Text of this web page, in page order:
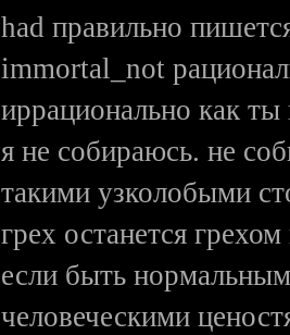
had правильно
immortal_not
иррационально как
я не собираюсь. не
такими узколобыми
грех останется
если быть
человеческими